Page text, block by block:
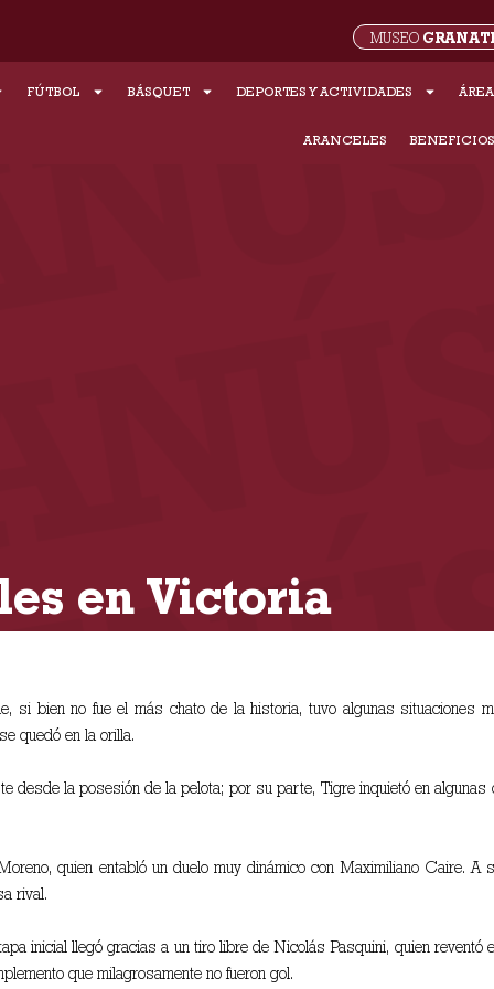
MUSEO
FÚTBOL BÁSQUET DEPORTES Y ACTIVIDADES
ARANCELES
en Victoria
si bien no fue el más chato de la historia, tuvo algunas situaciones
quedó en la orilla.
desde la posesión de la pelota; por su parte, Tigre inquietó en
quien entabló un duelo muy dinámico con Maximiliano Caire.
rival.
inicial llegó gracias a un tiro libre de Nicolás Pasquini, quien reventó
que milagrosamente no fueron gol.